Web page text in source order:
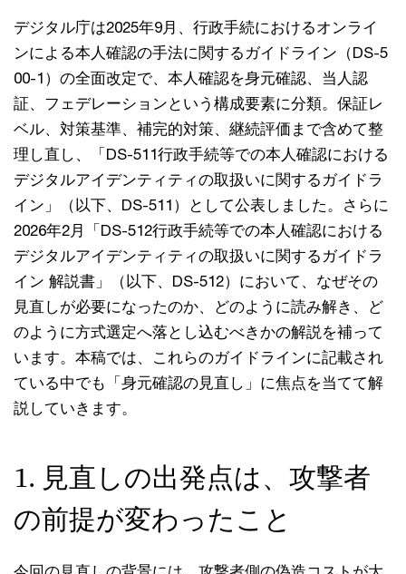
デジタル庁は2025年9月、行政手続におけるオンライ
ンによる本人確認の手法に関するガイドライン（DS-5
00-1）の全面改定で、本人確認を身元確認、当人認
証、フェデレーションという構成要素に分類。保証レ
ベル、対策基準、補完的対策、継続評価まで含めて整
理し直し、「DS-511行政手続等での本人確認における
デジタルアイデンティティの取扱いに関するガイドラ
イン」（以下、DS-511）として公表しました。さらに
2026年2月「DS-512行政手続等での本人確認における
デジタルアイデンティティの取扱いに関するガイドラ
イン 解説書」（以下、DS-512）において、なぜその
見直しが必要になったのか、どのように読み解き、ど
のように方式選定へ落とし込むべきかの解説を補って
います。本稿では、これらのガイドラインに記載され
ている中でも「身元確認の見直し」に焦点を当てて解
説していきます。
1. 見直しの出発点は、攻撃者
の前提が変わったこと